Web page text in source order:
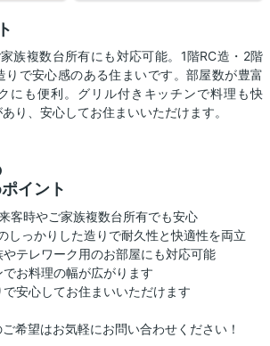
族複数台所有にも対応可能。1階RC造・2階
りで安心感のある住まいです。部屋数が豊富
にも便利。グリル付きキッチンで料理も快
り、安心してお住まいいただけます。
イント
客時やご家族複数台所有でも安心
しっかりした造りで耐久性と快適性を両立
テレワーク用のお部屋にも対応可能
お料理の幅が広がります
安心してお住まいいただけます
希望はお気軽にお問い合わせください！